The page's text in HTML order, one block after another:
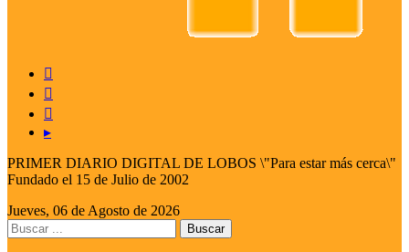



▸
PRIMER DIARIO DIGITAL DE LOBOS \"Para estar más cerca\"
Fundado el 15 de Julio de 2002
Jueves, 06 de Agosto de 2026